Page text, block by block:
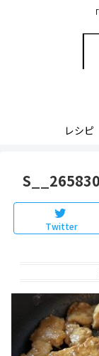
レシピ
Twitter